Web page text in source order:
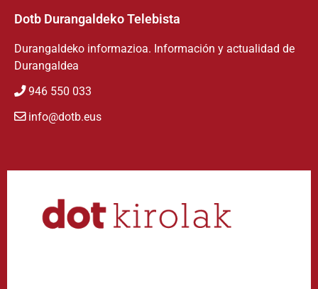
Dotb Durangaldeko Telebista
Durangaldeko informazioa. Información y actualidad de
Durangaldea
946 550 033
info@dotb.eus